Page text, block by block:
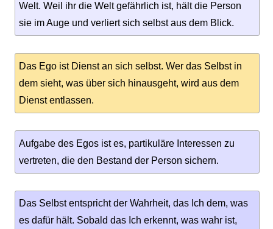
Welt. Weil ihr die Welt gefährlich ist, hält die Person
sie im Auge und verliert sich selbst aus dem Blick.
Das Ego ist Dienst an sich selbst. Wer das Selbst in
dem sieht, was über sich hinausgeht, wird aus dem
Dienst entlassen.
Aufgabe des Egos ist es, partikuläre Interessen zu
vertreten, die den Bestand der Person sichern.
Das Selbst entspricht der Wahrheit, das Ich dem, was
es dafür hält. Sobald das Ich erkennt, was wahr ist,